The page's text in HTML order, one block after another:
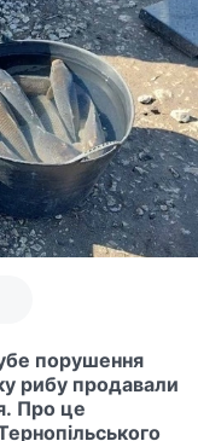
порушення
рибу продавали
Про це